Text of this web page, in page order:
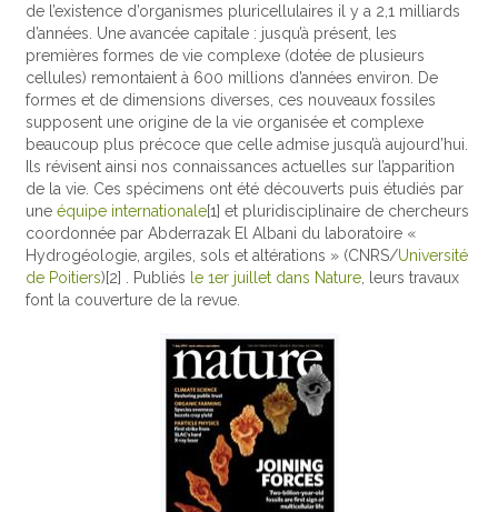
de l’existence d’organismes pluricellulaires il y a 2,1 milliards
d’années. Une avancée capitale : jusqu’à présent, les
premières formes de vie complexe (dotée de plusieurs
cellules) remontaient à 600 millions d’années environ. De
formes et de dimensions diverses, ces nouveaux fossiles
supposent une origine de la vie organisée et complexe
beaucoup plus précoce que celle admise jusqu’à aujourd’hui.
Ils révisent ainsi nos connaissances actuelles sur l’apparition
de la vie. Ces spécimens ont été découverts puis étudiés par
uneéquipe internationale[1] et pluridisciplinaire de chercheurs
coordonnée par Abderrazak El Albani du laboratoire «
Hydrogéologie, argiles, sols et altérations » (CNRS/Université
de Poitiers)[2] . Publiés le 1er juillet dans Nature , leurs travaux
font la couverture de la revue.